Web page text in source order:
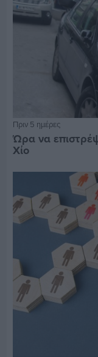
Πριν 5 ημέρες
Ώρα να
Χίο